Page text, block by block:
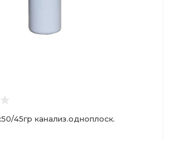
45гр канализ.одноплоск.